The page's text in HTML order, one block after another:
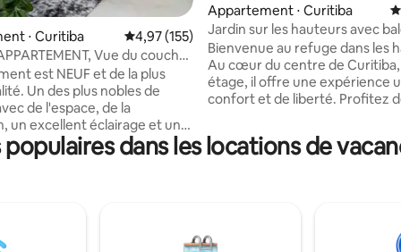
sur la base de 4 commentaires : 5 sur 5
⋅ Curitiba Évaluation moyenne sur la base de 155
4,97 (155)
Vue du coucher
Botânico
est NEUF et de la plus
Un des plus nobles de
de l'espace, de la
un excellent éclairage et un
résidentiel. Il est situé au
donnant sur le coucher du
à manger et salon avec
Appartement ⋅ Curitiba
Jardin sur les hauteurs avec
tranquillité
Bienvenue au refuge dans les
Au cœur du centre de Curitiba,
étage, il offre une expérience
confort et de liberté. Profitez
en hauteur ! À quelques pas du
de la Praça Osório et du Largo
sécurité et style définissent
dans les locations de